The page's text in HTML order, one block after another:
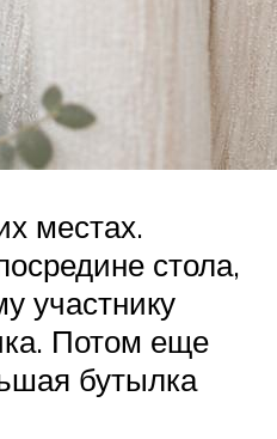
местах.
стола,
участнику
Потом еще
бутылка